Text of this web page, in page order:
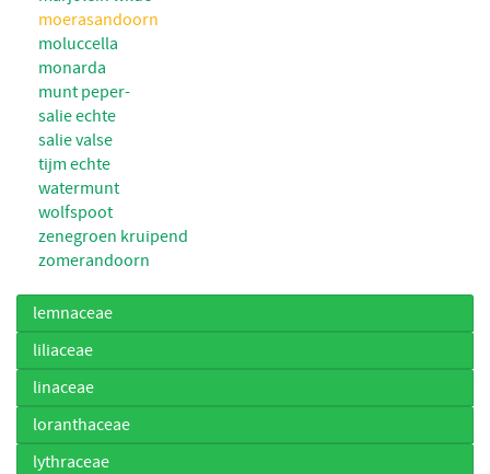
moerasandoorn
moluccella
monarda
munt peper-
salie echte
salie valse
tijm echte
watermunt
wolfspoot
zenegroen kruipend
zomerandoorn
lemnaceae
liliaceae
linaceae
loranthaceae
lythraceae